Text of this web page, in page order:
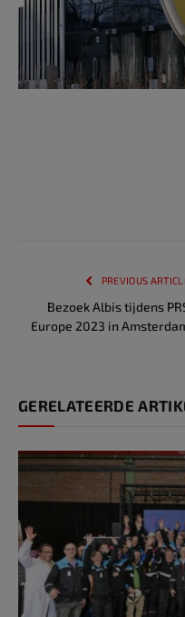
PREVIOUS
Bezoek Albis tijdens
Europe 2023 in
GERELATEERDE